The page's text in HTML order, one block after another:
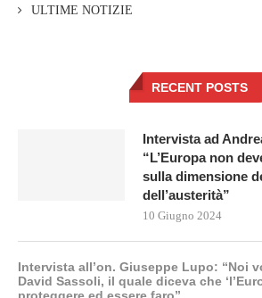
ULTIME NOTIZIE
RECENT POSTS
Intervista ad
“L’Europa non
sulla dimensione
dell’austerità”
10 Giugno 2024
Intervista all’on. Giuseppe Lupo: “Noi
David Sassoli, il quale diceva che